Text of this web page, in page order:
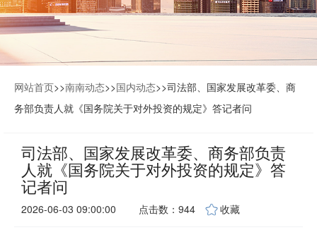
网站首页>>南南动态>>国内动态>>司法部、国家发展改革委、商
务部负责人就《国务院关于对外投资的规定》答记者问
司法部、国家发展改革委、商务部负责
人就《国务院关于对外投资的规定》答
记者问
2026-06-03 09:00:00 点击数：944 收藏